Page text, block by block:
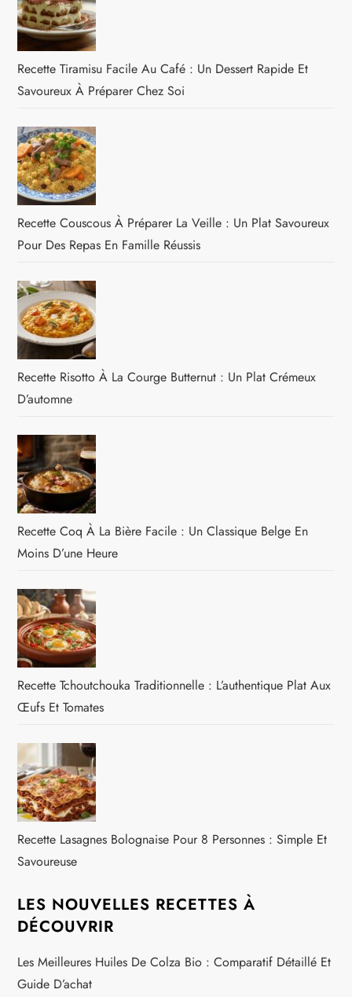
Recette Tiramisu Facile Au Café : Un Dessert Rapide Et
Savoureux À Préparer Chez Soi
Recette Couscous À Préparer La Veille : Un Plat Savoureux
Pour Des Repas En Famille Réussis
Recette Risotto À La Courge Butternut : Un Plat Crémeux
D’automne
Recette Coq À La Bière Facile : Un Classique Belge En
Moins D’une Heure
Recette Tchoutchouka Traditionnelle : L’authentique Plat Aux
Œufs Et Tomates
Recette Lasagnes Bolognaise Pour 8 Personnes : Simple Et
Savoureuse
LES NOUVELLES RECETTES À
DÉCOUVRIR
Les Meilleures Huiles De Colza Bio : Comparatif Détaillé Et
Guide D’achat